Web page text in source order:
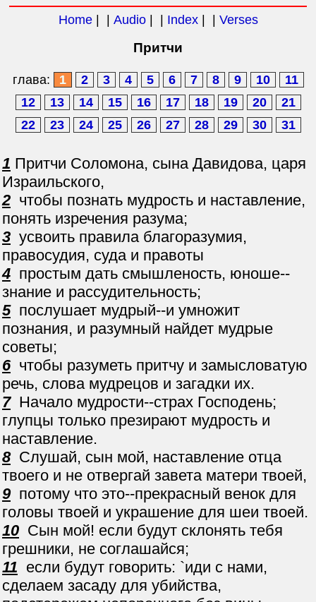
Home| | Audio| | Index| | Verses
Притчи
глава: 1 2 3 4 5 6 7 8 9 10
11
12
13 14 15 16 17 18 19 20
21
22
23 24 25 26 27 28 29 30 31
1 Притчи Соломона, сына Давидова, царя
Израильского,
2 чтобы познать мудрость и наставление,
понять изречения разума;
3 усвоить правила благоразумия,
правосудия, суда и правоты
4 простым дать смышленость, юноше--
знание и рассудительность;
5послушает мудрый--и умножит
познания, и разумный найдет мудрые
советы;
6чтобы разуметь притчу и замысловатую
речь, слова мудрецов и загадки их.
7Начало мудрости--страх Господень;
глупцы только презирают мудрость и
наставление.
8Слушай, сын мой, наставление отца
твоего и не отвергай завета матери твоей,
9потому что это--прекрасный венок для
головы твоей и украшение для шеи твоей.
10 Сын мой! если будут склонять тебя
грешники, не соглашайся;
11 если будут говорить: `иди с нами,
сделаем засаду для убийства,